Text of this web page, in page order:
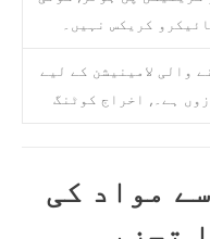
کریکس نہیں۔
والی لامینیشن کے لیے
ہے۔, اخراج کوٹنگ
مواد کی